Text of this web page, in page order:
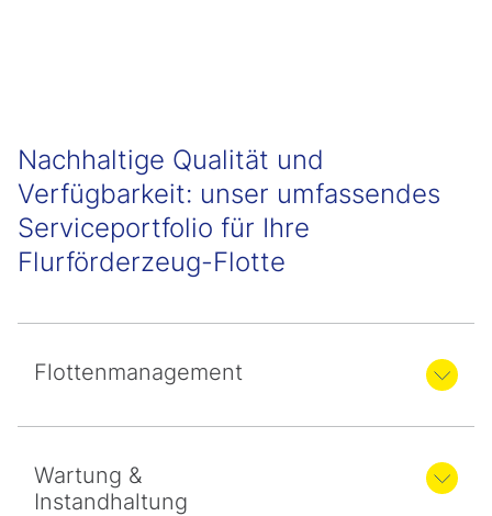
Nachhaltige Qualität und
Verfügbarkeit: unser umfassendes
Serviceportfolio für Ihre
Flurförderzeug-Flotte
Flottenmanagement
Wartung &
Instandhaltung